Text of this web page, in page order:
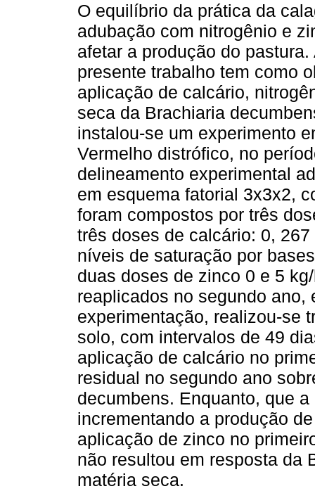
O equilíbrio da prática da
adubação com nitrogênio e
afetar a produção do pastura.
presente trabalho tem como
aplicação de calcário,
seca da Brachiaria
instalou-se um experimento
Vermelho distrófico, no
delineamento experimental
em esquema fatorial 3x3x2,
foram compostos por três
três doses de calcário: 0,
níveis de saturação por
duas doses de zinco 0 e 5
reaplicados no segundo
experimentação, realizou-se
solo, com intervalos de 49
aplicação de calcário no
residual no segundo ano
decumbens. Enquanto, que
incrementando a produção
aplicação de zinco no
não resultou em resposta da
matéria seca.